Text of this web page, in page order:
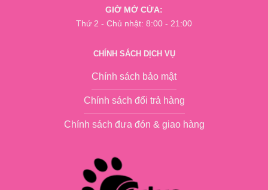
GIỜ MỞ CỬA:
Thứ 2 - Chủ nhật: 8:00 - 21:00
CHÍNH SÁCH DỊCH VỤ
Chính sách bảo mật
Chính sách đổi trả hàng
Chính sách đưa đón & giao hàng